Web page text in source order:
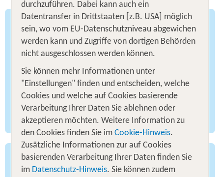
Venedig für Kulturliebhaber
Die Pauschalangebote nach Venedig ermöglichen
den unterschiedlichsten Urlaubstypen einen
herrlichen Aufenthalt im Norden Italiens. Für
Kulturliebhaber bietet die Großstadt eine Fülle an
historischen Sehenswürdigkeiten, Museen und
Kunstgalerien.
Venedig für Familien
durchzuführen. Dabei kann auch ein
Datentransfer in Drittstaaten [z.B. USA] möglich
sein, wo vom EU-Datenschutzniveau abgewichen
werden kann und Zugriffe von dortigen Behörden
nicht ausgeschlossen werden können.
Sie können mehr Informationen unter
"Einstellungen" finden und entscheiden, welche
Cookies und welche auf Cookies basierende
Verarbeitung Ihrer Daten Sie ablehnen oder
akzeptieren möchten. Weitere Information zu
den Cookies finden Sie im Cookie-Hinweis.
Zusätzliche Informationen zur auf Cookies
basierenden Verarbeitung Ihrer Daten finden Sie
im Datenschutz-Hinweis. Sie können zudem